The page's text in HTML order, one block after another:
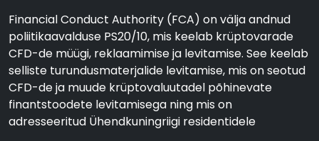
Financial Conduct Authority (FCA) on välja andnud
poliitikaavalduse PS20/10, mis keelab krüptovarade
CFD-de müügi, reklaamimise ja levitamise. See keelab
selliste turundusmaterjalide levitamise, mis on seotud
CFD-de ja muude krüptovaluutadel põhinevate
finantstoodete levitamisega ning mis on
adresseeritud Ühendkuningriigi residentidele